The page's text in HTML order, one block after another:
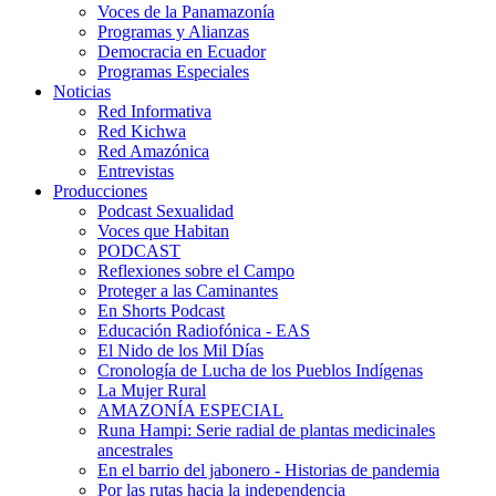
Voces de la Panamazonía
Programas y Alianzas
Democracia en Ecuador
Programas Especiales
Noticias
Red Informativa
Red Kichwa
Red Amazónica
Entrevistas
Producciones
Podcast Sexualidad
Voces que Habitan
PODCAST
Reflexiones sobre el Campo
Proteger a las Caminantes
En Shorts Podcast
Educación Radiofónica - EAS
El Nido de los Mil Días
Cronología de Lucha de los Pueblos Indígenas
La Mujer Rural
AMAZONÍA ESPECIAL
Runa Hampi: Serie radial de plantas medicinales
ancestrales
En el barrio del jabonero - Historias de pandemia
Por las rutas hacia la independencia